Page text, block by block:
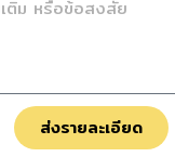
ส่งรายละเอียด